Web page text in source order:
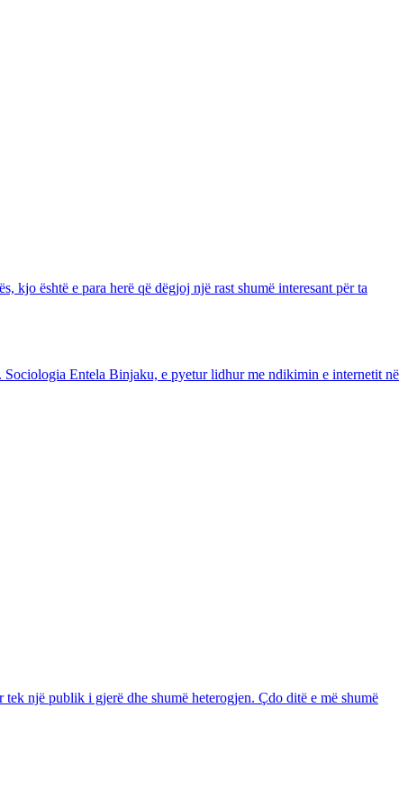
është e para herë që dëgjoj një rast shumë interesant për ta
Entela Binjaku, e pyetur lidhur me ndikimin e internetit në
një publik i gjerë dhe shumë heterogjen. Çdo ditë e më shumë